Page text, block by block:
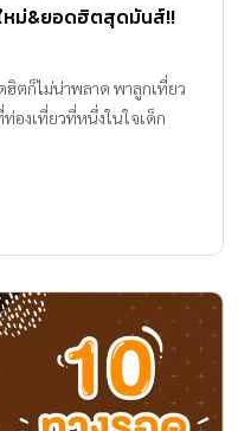
หม่&ยอดฮิตสุดมันส์!!
ฮิตก็ไม่น่าพลาด พาลูกเที่ยว
องเที่ยวที่หนึ่งในใจเด็ก